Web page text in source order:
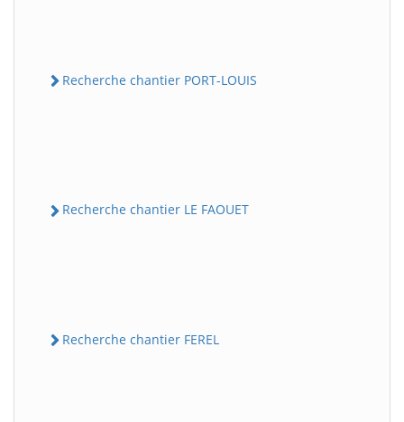
Recherche chantier PORT-LOUIS
Recherche chantier LE FAOUET
Recherche chantier FEREL